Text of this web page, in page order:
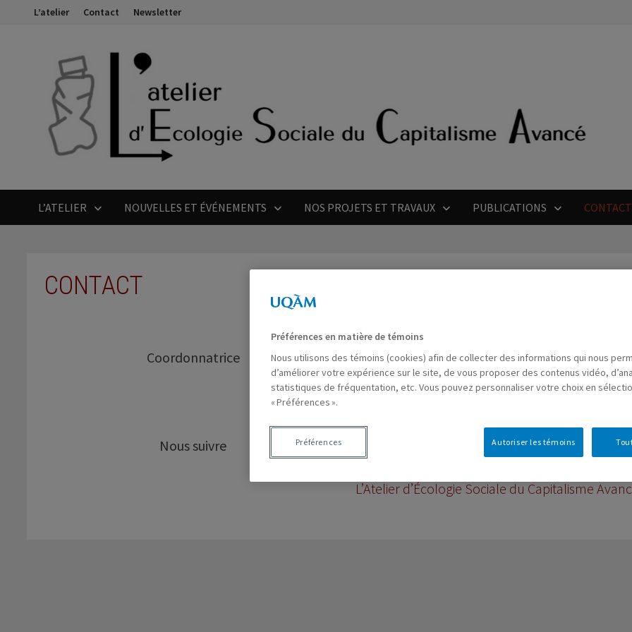
L’atelier Contact Newsletter
L’ATELIER NOUVELLES ET ÉVÉNEMENTS NOS PROJETS ET TRAVAUX PUBLICATIONS CONTACT
CONTACT
Coordonnatrice
Joanie
Nous suivre
L’Atelier d’Écologie Sociale du Capitalisme
Préférences en matière de témoins
Nous utilisons des témoins (cookies) afin de collecter des informations qui nous
d’améliorer votre expérience sur le site, de vous proposer des contenus vidéo,
statistiques de fréquentation, etc. Vous pouvez personnaliser votre choix en
« Préférences ».
Autoriser les témoins
Préférences